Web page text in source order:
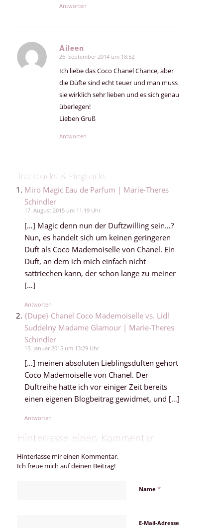
Antworten
Aileen
sagte:
26. September 2014 um 18:52
Ich liebe das Coco Chanel Chance, aber
die Düfte sind echt teuer und man muss
sie wirklich sehr lieben und es sich genau
überlegen!
Lieben Gruß
Antworten
Trackbacks & Pingbacks
Miro Magic Eau de Parfum | Marie-Theres
Schindler
17. August 2015 um 11:19 Uhr
[…] Magic denn nun der Duftzwilling sein…?
Nun, es handelt sich um keinen geringeren
Duft als Coco Mademoiselle von Chanel. Ein
Duft, an dem ich mich einfach nicht
sattriechen kann, der schon lange zu meiner
[…]
Antworten
{Dupe} Chanel Coco Mademoiselle vs. Lidl
Suddelny Madame Glamour | Marie-Theres
Schindler
15. Januar 2015 um 13:29 Uhr
[…] meinen absoluten Lieblingsdüften gehört
Coco Mademoiselle von Chanel. Der
Duftreihe hatte ich vor einiger Zeit bereits
einen eigenen Blogbeitrag gewidmet, und […]
Antworten
Hinterlasse einen Kommentar
Hinterlasse mir einen Kommentar.
Ich freue mich auf deinen Beitrag!
Name *
E-Mail-Adresse